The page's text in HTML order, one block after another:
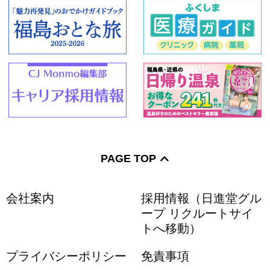
PAGE TOP
会社案内
採用情報（日進堂グル
ープ リクルートサイ
トへ移動）
プライバシーポリシー 免責事項